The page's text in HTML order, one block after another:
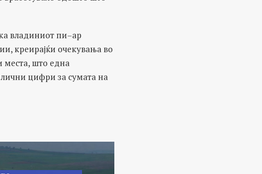
владиниот пи–ар
креирајќи очекувања во
места, што една
цифри за сумата на